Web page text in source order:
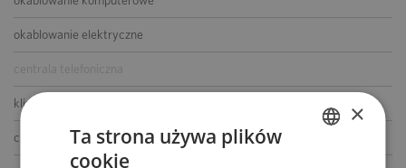
okablowanie elektryczne
klimatyzacja
czujniki dymu i ciepła
×
Ta strona używa plików
cookie